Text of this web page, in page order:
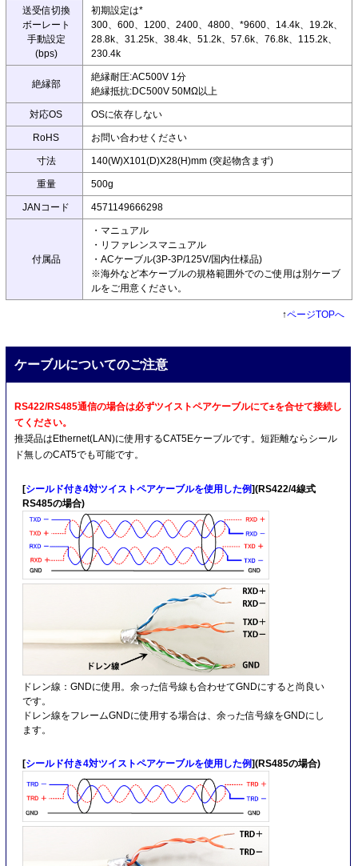
送受信切換
ボーレート
手動設定
(bps)
初期設定は*
300、600、1200、2400、4800、*9600、14.4k、19.2k、
28.8k、31.25k、38.4k、51.2k、57.6k、76.8k、115.2k、
230.4k
絶縁部
絶縁耐圧:AC500V 1分
絶縁抵抗:DC500V 50MΩ以上
対応OS OSに依存しない
RoHS お問い合わせください
寸法 140(W)X101(D)X28(H)mm (突起物含まず)
重量 500g
JANコード 4571149666298
付属品
・マニュアル
・リファレンスマニュアル
・ACケーブル(3P-3P/125V/国内仕様品)
※海外など本ケーブルの規格範囲外でのご使用は別ケーブ
ルをご用意ください。
↑ページTOPへ
ケーブルについてのご注意
RS422/RS485通信の場合は必ずツイストペアケーブルにて±を合せて接続し
てください。
推奨品はEthernet(LAN)に使用するCAT5Eケーブルです。短距離ならシール
ド無しのCAT5でも可能です。
[シールド付き4対ツイストペアケーブルを使用した例](RS422/4線式
RS485の場合)
ドレン線：GNDに使用。余った信号線も合わせてGNDにすると尚良い
です。
ドレン線をフレームGNDに使用する場合は、余った信号線をGNDにし
ます。
[シールド付き4対ツイストペアケーブルを使用した例](RS485の場合)